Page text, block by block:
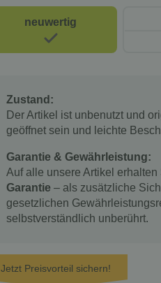
neuwertig
Zustand:
Der Artikel ist unbenutzt und
geöffnet sein und leichte
Garantie & Gewährleistung:
Auf alle unsere Artikel erhalten
Garantie – als zusätzliche
gesetzlichen
selbstverständlich unberührt.
Jetzt Preisvorteil sichern!